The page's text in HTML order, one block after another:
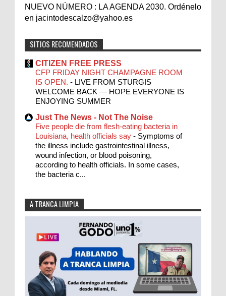
NUEVO NÚMERO : LA AGENDA 2030. Ordénelo
en jacintodescalzo@yahoo.es
SITIOS RECOMENDADOS
CITIZEN FREE PRESS
CFP FRIDAY NIGHT CHAMPAGNE ROOM
IS OPEN. - LIVE FROM STURGIS
WELCOME BACK — HOPE EVERYONE IS
ENJOYING SUMMER
Just The News - Not The Noise
Five people die from flesh-eating bacteria in
Louisiana, health officials say - Symptoms of
the illness include gastrointestinal illness,
wound infection, or blood poisoning,
according to health officials. In some cases,
the bacteria c...
A TRANCA LIMPIA